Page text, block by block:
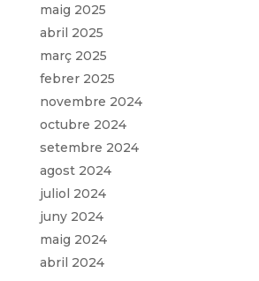
maig 2025
abril 2025
març 2025
febrer 2025
novembre 2024
octubre 2024
setembre 2024
agost 2024
juliol 2024
juny 2024
maig 2024
abril 2024